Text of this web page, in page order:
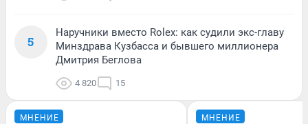
5
Наручники вместо Rolex: как судили экс-главу
Минздрава Кузбасса и бывшего миллионера
Дмитрия Беглова
4 820 15
МНЕНИЕ МНЕНИЕ